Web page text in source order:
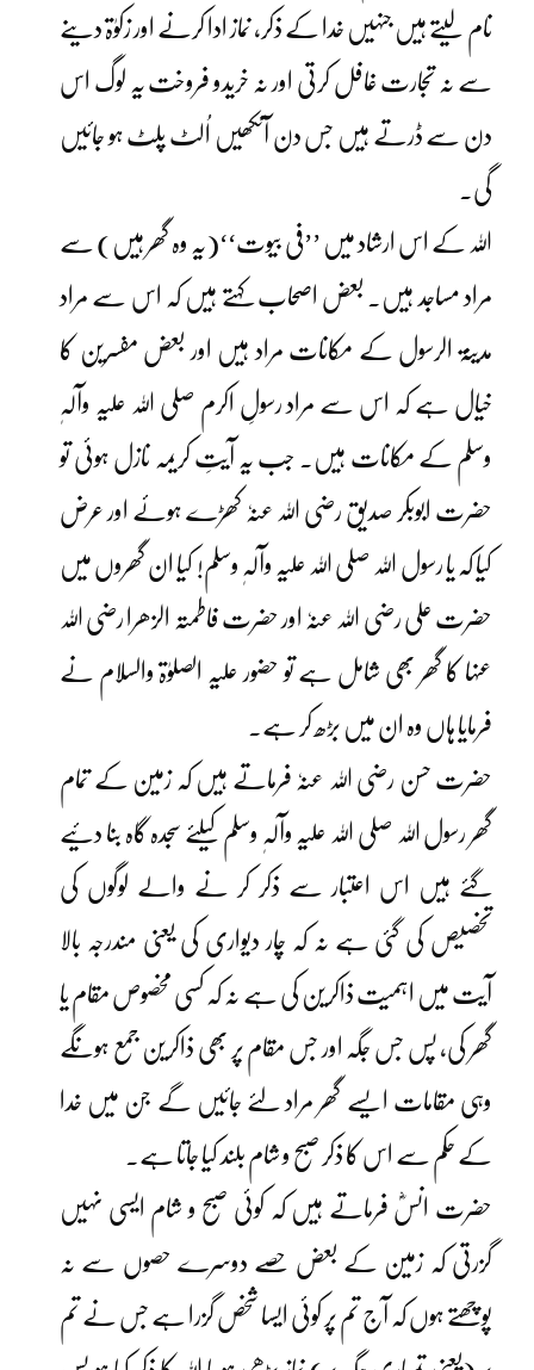
نام لیتے ہیں جنہیں خدا کے ذکر، نماز ادا کرنے اور زکوٰۃ دینے
سے نہ تجارت غافل کرتی اور نہ خریدو فروخت یہ لوگ اس
دن سے ڈرتے ہیں جس دن آنکھیں اُلٹ پلٹ ہو جائیں
گی۔
اللہ کے اس ارشاد میں ’’فی بیوت‘‘(یہ وہ گھر ہیں) سے
مراد مساجد ہیں۔ بعض اصحاب کہتے ہیں کہ اس سے مراد
مدینۃ الرسول کے مکانات مراد ہیں اور بعض مفسرین کا
خیال ہے کہ اس سے مراد رسولِ اکرم صلی اللہ علیہ وآلہٖ
وسلم کے مکانات ہیں۔ جب یہ آیتِ کریمہ نازل ہوئی تو
حضرت ابوبکر صدیق رضی اللہ عنہٗ کھڑے ہوئے اور عرض
کیا کہ یا رسول اللہ صلی اللہ علیہ وآلہٖ وسلم! کیا ان گھروں میں
حضرت علی رضی اللہ عنہٗ اور حضرت فاطمتہ الزھرا رضی اللہ
عنہا کا گھر بھی شامل ہے تو حضور علیہ الصلوٰۃ والسلام نے
فرمایا ہاں وہ ان میں بڑھ کر ہے۔
حضرت حسن رضی اللہ عنہٗ فرماتے ہیں کہ زمین کے تمام
گھر رسول اللہ صلی اللہ علیہ وآلہٖ وسلم کیلئے سجدہ گاہ بنا دئیے
گئے ہیں اس اعتبار سے ذکر کر نے والے لوگوں کی
تخصیص کی گئی ہے نہ کہ چار دیواری کی یعنی مندرجہ بالا
آیت میں اہمیت ذاکرین کی ہے نہ کہ کسی مخصوص مقام یا
گھر کی، پس جس جگہ اور جس مقام پر بھی ذاکرین جمع ہونگے
وہی مقامات ایسے گھر مراد لئے جائیں گے جن میں خدا
کے حکم سے اس کا ذکر صبح و شام بلند کیا جاتا ہے۔
حضرت انسؓ فرماتے ہیں کہ کوئی صبح و شام ایسی نہیں
گزرتی کہ زمین کے بعض حصے دوسرے حصوں سے نہ
پوچھتے ہوں کہ آج تم پر کوئی ایسا شخص گزرا ہے جس نے تم